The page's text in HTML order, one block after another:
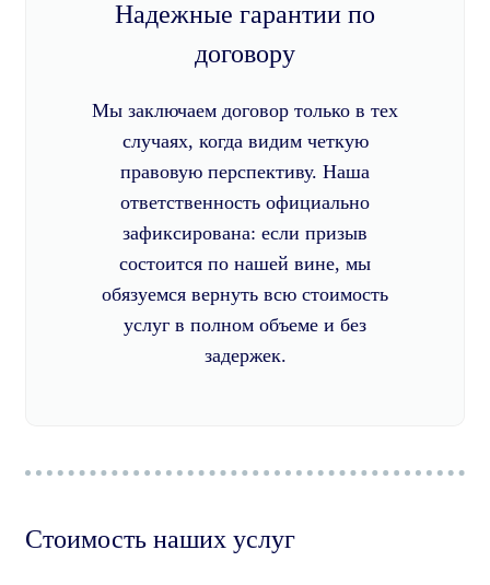
Надежные гарантии по
договору
Мы заключаем договор только в тех
случаях, когда видим четкую
правовую перспективу. Наша
ответственность официально
зафиксирована: если призыв
состоится по нашей вине, мы
обязуемся вернуть всю стоимость
услуг в полном объеме и без
задержек.
Стоимость наших услуг